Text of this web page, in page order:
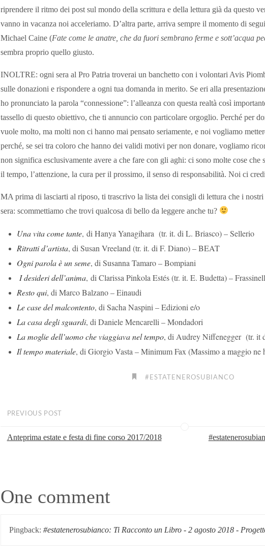
riprendere il ritmo dei post sul mondo della scrittura e della lettura già da questo
vanno in vacanza noi acceleriamo. D’altra parte, arriva sempre il momento di
Michael Caine (Fate come le anatre, che da fuori sembrano ferme e sott’acqua
sembra proprio quello giusto.
INOLTRE: ogni sera al Pro Patria troverai un banchetto con i volontari Avis
sulle donazioni e rispondere a ogni tua domanda in merito. Se eri alla
ho pronunciato la parola “connessione”: l’alleanza con questa realtà così
tassello di questo obiettivo, che ti annuncio con particolare orgoglio. Perché per
vuole molto, ma molti non ci hanno mai pensato seriamente, e noi vogliamo
perché, se sei tra coloro che hanno dei validi motivi per non donare, vogliamo
non significa esclusivamente avere a che fare con gli aghi: ci sono molte cose che
il tempo, l’attenzione, la cura per il prossimo, il senso di responsabilità. Noi ci
MA prima di lasciarti al riposo, ti trascrivo la lista dei consigli di lettura che i
sera: scommettiamo che trovi qualcosa di bello da leggere anche tu?
Una vita come tante, di Hanya Yanagihara (tr. it. di L. Briasco) – Sellerio
Ritratti d’artista, di Susan Vreeland (tr. it. di F. Diano) – BEAT
Ogni parola è un seme, di Susanna Tamaro – Bompiani
I desideri dell’anima, di Clarissa Pinkola Estés (tr. it. E. Budetta) –
Resto qui, di Marco Balzano – Einaudi
Le case del malcontento, di Sacha Naspini – Edizioni e/o
La casa degli sguardi, di Daniele Mencarelli – Mondadori
La moglie dell’uomo che viaggiava nel tempo, di Audrey Niffenegger (tr. it
Il tempo materiale, di Giorgio Vasta – Minimum Fax (Massimo a maggio ne
#ESTATENEROSUBIANCO
PREVIOUS POST
Anteprima estate e festa di fine corso 2017/2018
One comment
Pingback: #estatenerosubianco: Ti Racconto un Libro - 2 agosto 2018 -